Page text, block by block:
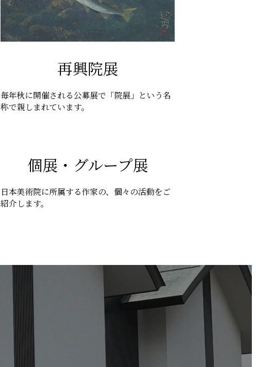
再興院展
毎年秋に開催される公募展で「院展」という名
称で親しまれています。
個展・グループ展
日本美術院に所属する作家の、個々の活動をご
紹介します。